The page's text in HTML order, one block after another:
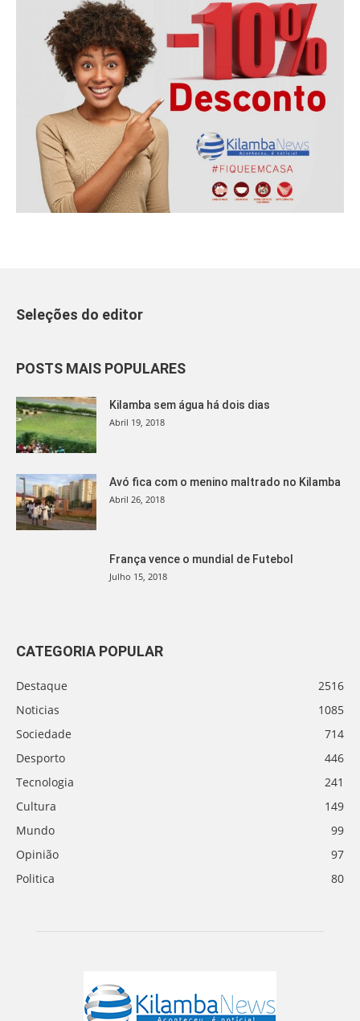
Seleções do editor
POSTS MAIS POPULARES
Kilamba sem água há dois dias
Abril 19, 2018
Avó fica com o menino maltrado no Kilamba
Abril 26, 2018
França vence o mundial de Futebol
Julho 15, 2018
CATEGORIA POPULAR
Destaque
2516
Noticias
1085
Sociedade
714
Desporto
446
Tecnologia
241
Cultura
149
Mundo
99
Opinião
97
Politica
80